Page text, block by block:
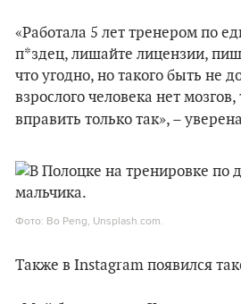
«Работала 5 лет тренером по
п*здец, лишайте лицензии,
что угодно, но такого быть не
взрослого человека нет
вправить только так», – уверена
Фото: Bo Peng, Unsplash.com.
Также в Instagram появился